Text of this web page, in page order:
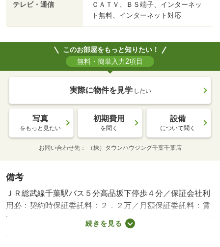
テレビ・通信
ＣＡＴＶ、ＢＳ端子、インターネッ
ト無料、インターネット対応
このお部屋をもっと知りたい！
無料・簡単入力2項目
実際に物件を見学 したい
写真
をもっと見たい
初期費用
を聞く
設備
について聞く
お問い合わせ先 （株）タウンハウジング千葉千葉店
備考
ＪＲ総武線千葉駅バス５分高品坂下停歩４分／保証会社利
用必：契約時保証委託料：２．２万／月額保証委託料：賃
料総額の２．２％又は５．５％ ※ペット可は２．５万／
２．５％／普通借家０２年００ヶ月／★タウンハウジング
続きを見る